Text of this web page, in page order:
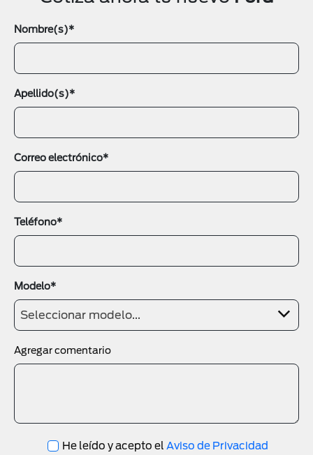
Nombre(s)*
Apellido(s)*
Correo electrónico*
Teléfono*
Modelo*
Seleccionar modelo...
Agregar comentario
He leído y acepto el Aviso de Privacidad